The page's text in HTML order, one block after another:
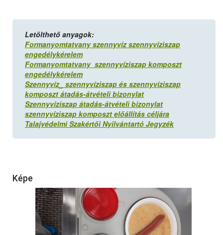
Letölthető anyagok:
Formanyomtatvany szennyvíz szennyvíziszap
engedélykérelem
Formanyomtatvany szennyvíziszap komposzt
engedélykérelem
Szennyvíz_ szennyvíziszap és szennyvíziszap
komposzt átadás-átvételi bizonylat
Szennyvíziszap átadás-átvételi bizonylat
szennyvíziszap komposzt előállítás céljára
Talajvédelmi Szakértői Nyilvántartó Jegyzék
Képe